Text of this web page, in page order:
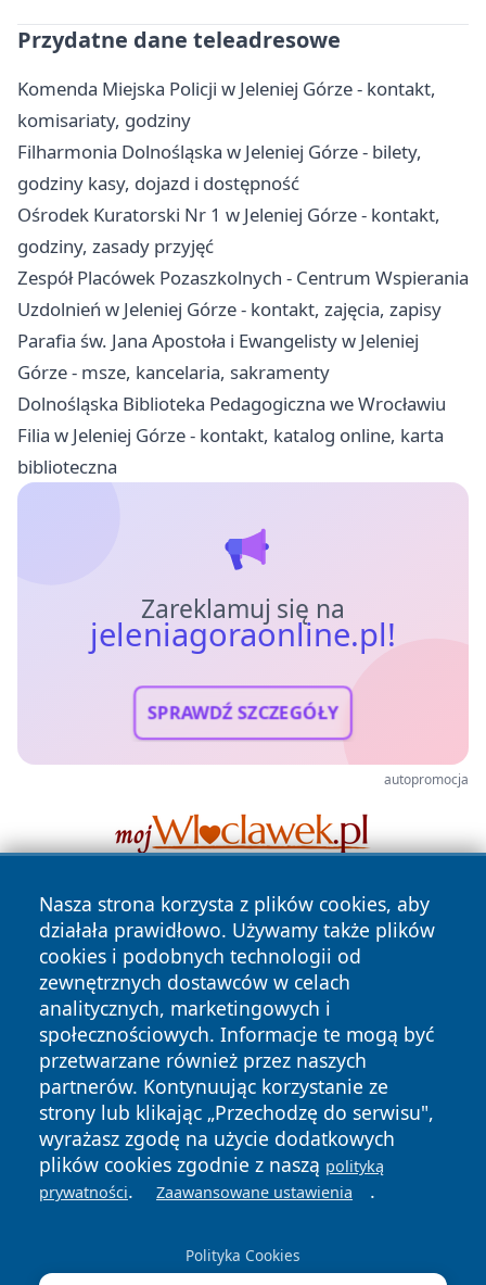
Przydatne dane teleadresowe
Komenda Miejska Policji w Jeleniej Górze - kontakt,
komisariaty, godziny
Filharmonia Dolnośląska w Jeleniej Górze - bilety,
godziny kasy, dojazd i dostępność
Ośrodek Kuratorski Nr 1 w Jeleniej Górze - kontakt,
godziny, zasady przyjęć
Zespół Placówek Pozaszkolnych - Centrum Wspierania
Uzdolnień w Jeleniej Górze - kontakt, zajęcia, zapisy
Parafia św. Jana Apostoła i Ewangelisty w Jeleniej
Górze - msze, kancelaria, sakramenty
Dolnośląska Biblioteka Pedagogiczna we Wrocławiu
Filia w Jeleniej Górze - kontakt, katalog online, karta
biblioteczna
Zareklamuj się na
jeleniagoraonline.pl!
SPRAWDŹ SZCZEGÓŁY
autopromocja
Nasza strona korzysta z plików cookies, aby
działała prawidłowo. Używamy także plików
cookies i podobnych technologii od
zewnętrznych dostawców w celach
analitycznych, marketingowych i
społecznościowych. Informacje te mogą być
przetwarzane również przez naszych
partnerów. Kontynuując korzystanie ze
strony lub klikając „Przechodzę do serwisu",
wyrażasz zgodę na użycie dodatkowych
plików cookies zgodnie z naszą polityką
prywatności. Zaawansowane ustawienia .
Polityka Cookies
Copyright © 2026 jeleniagoraonline.pl Wszystkie prawa
zastrzeżone.
News Autorzy
Polityka
Prywatności
Polityka
Cookies